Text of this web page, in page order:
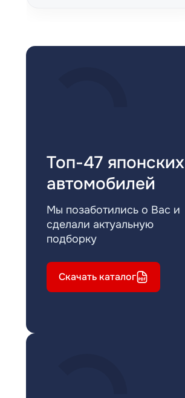
Топ-47 японских
автомобилей
Мы позаботились о Вас и
сделали актуальную
подборку
Скачать каталог